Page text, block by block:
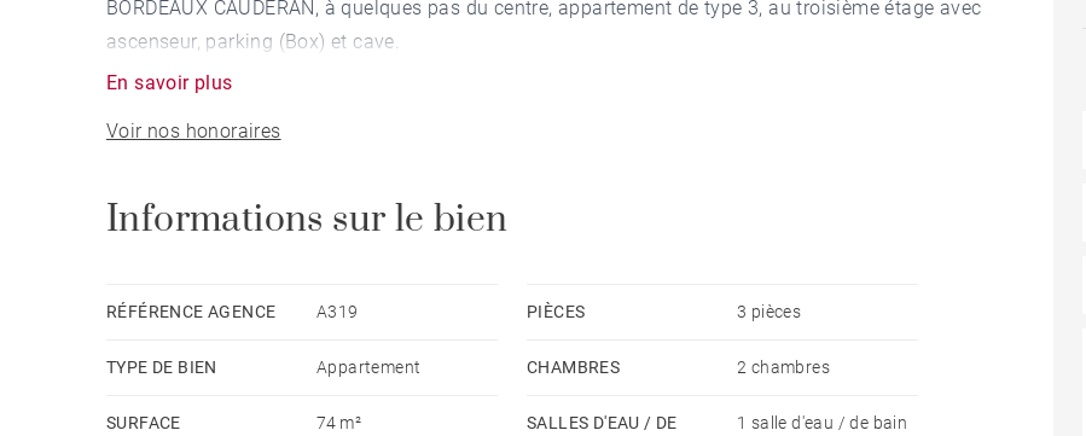
BORDEAUX CAUDERAN, à quelques pas du centre, appartement de type 3, au troisième étage avec
ascenseur, parking (Box) et cave.
En savoir plus
Voir nos honoraires
Informations sur le bien
RÉFÉRENCE AGENCE A319
TYPE DE BIEN Appartement
SURFACE 74 m²
PIÈCES 3 pièces
CHAMBRES 2 chambres
SALLES D'EAU / DE
1 salle d'eau / de bain